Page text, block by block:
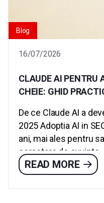
Blog
16/07/2026
CLAUDE AI PENTRU
CHEIE: GHID
De ce Claude AI a
2025 Adoptia AI in
ani, mai ales pentru
cercetare de cuvinte...
READ MORE